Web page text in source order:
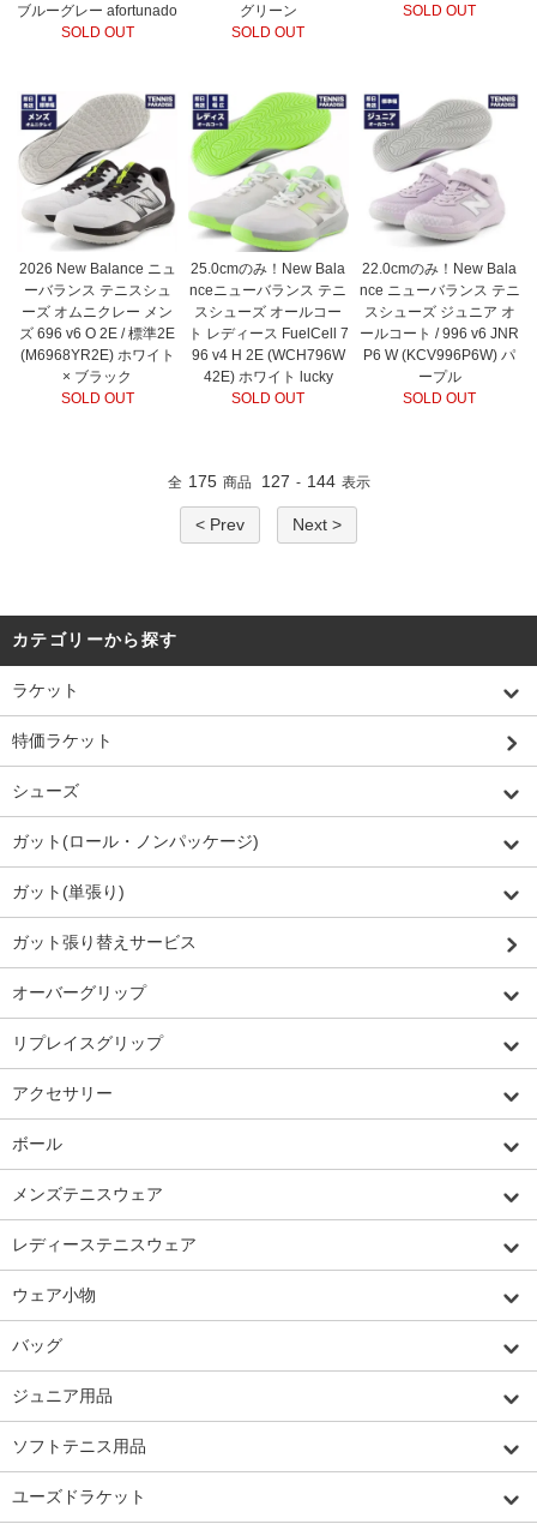
ブルーグレー afortunado
SOLD OUT
グリーン
SOLD OUT
SOLD OUT
2026 New Balance ニュ
ーバランス テニスシュ
ーズ オムニクレー メン
ズ 696 v6 O 2E / 標準2E
(M6968YR2E) ホワイト
× ブラック
SOLD OUT
25.0cmのみ！New Bala
nceニューバランス テニ
スシューズ オールコー
ト レディース FuelCell 7
96 v4 H 2E (WCH796W
42E) ホワイト lucky
SOLD OUT
22.0cmのみ！New Bala
nce ニューバランス テニ
スシューズ ジュニア オ
ールコート / 996 v6 JNR
P6 W (KCV996P6W) パ
ープル
SOLD OUT
全 175 商品 127 - 144 表示
< Prev Next >
カテゴリーから探す
ラケット
特価ラケット
シューズ
ガット(ロール・ノンパッケージ)
ガット(単張り)
ガット張り替えサービス
オーバーグリップ
リプレイスグリップ
アクセサリー
ボール
メンズテニスウェア
レディーステニスウェア
ウェア小物
バッグ
ジュニア用品
ソフトテニス用品
ユーズドラケット